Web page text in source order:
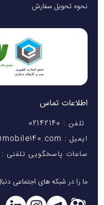
نحوه تحویل سفارش
اطلاعات تماس
تلفن : 02142140
ایمیل : support@mobile140.com
ساعات پاسخگویی تلفنی :
ما را در شبکه های اجتماعی